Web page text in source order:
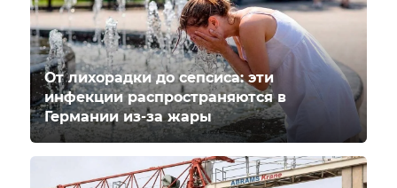
От лихорадки до сепсиса: эти
инфекции распространяются в
Германии из-за жары